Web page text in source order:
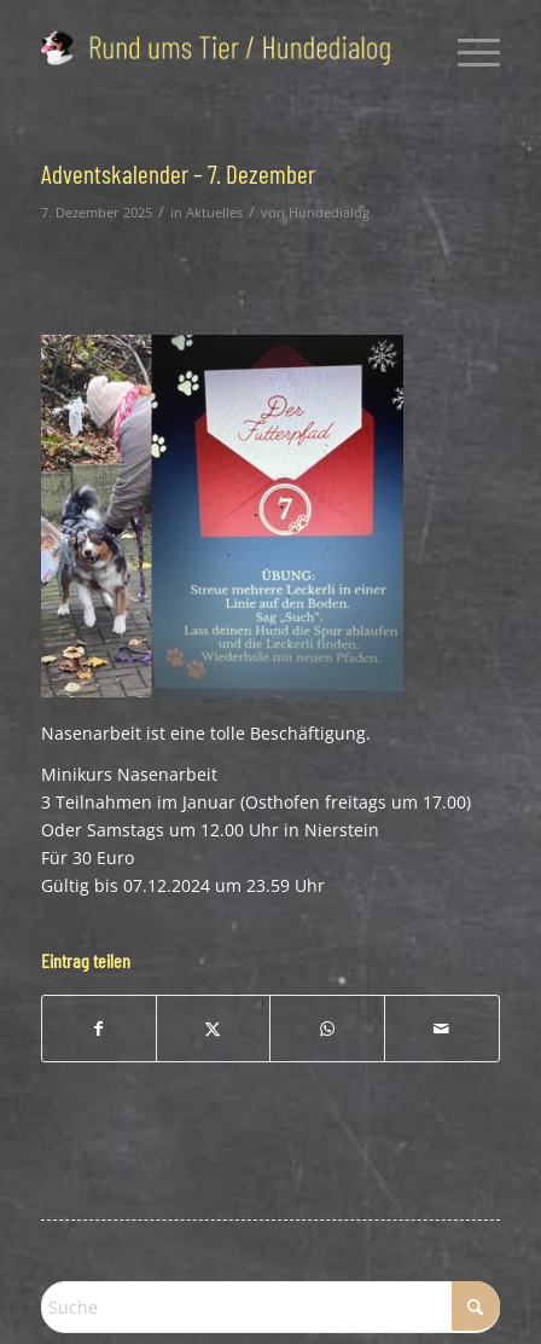
Adventskalender – 7. Dezember
7. Dezember 2025 / in Aktuelles / von Hundedialog
Nasenarbeit ist eine tolle Beschäftigung.
Minikurs Nasenarbeit
3 Teilnahmen im Januar (Osthofen freitags um 17.00)
Oder Samstags um 12.00 Uhr in Nierstein
Für 30 Euro
Gültig bis 07.12.2024 um 23.59 Uhr
Eintrag teilen